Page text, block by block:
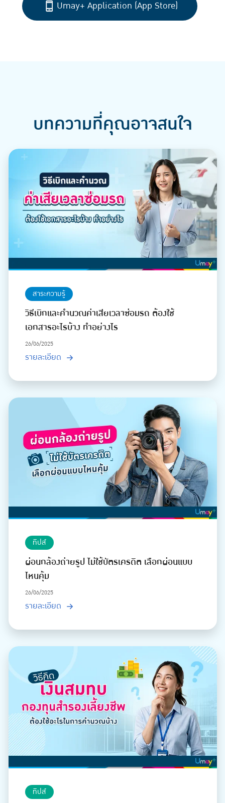
Umay+ Application (App Store)
บทความที่คุณอาจสนใจ
สาระความรู้
วิธีเบิกและคำนวณค่าเสียเวลาซ่อมรถ ต้องใช้
เอกสารอะไรบ้าง ทำอย่างไร
26/06/2025
รายละเอียด
ทิปส์
ผ่อนกล้องถ่ายรูป ไม่ใช้บัตรเครดิต เลือกผ่อนแบบ
ไหนคุ้ม
26/06/2025
รายละเอียด
ทิปส์